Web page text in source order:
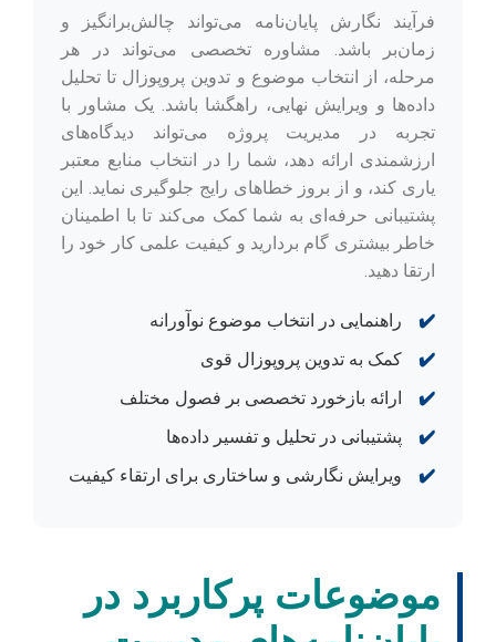
فرآیند نگارش پایان‌نامه می‌تواند چالش‌برانگیز و
زمان‌بر باشد. مشاوره تخصصی می‌تواند در هر
مرحله، از انتخاب موضوع و تدوین پروپوزال تا تحلیل
داده‌ها و ویرایش نهایی، راهگشا باشد. یک مشاور با
تجربه در مدیریت پروژه می‌تواند دیدگاه‌های
ارزشمندی ارائه دهد، شما را در انتخاب منابع معتبر
یاری کند، و از بروز خطاهای رایج جلوگیری نماید. این
پشتیبانی حرفه‌ای به شما کمک می‌کند تا با اطمینان
خاطر بیشتری گام بردارید و کیفیت علمی کار خود را
ارتقا دهید.
✔️ راهنمایی در انتخاب موضوع نوآورانه
✔️ کمک به تدوین پروپوزال قوی
✔️ ارائه بازخورد تخصصی بر فصول مختلف
✔️ پشتیبانی در تحلیل و تفسیر داده‌ها
✔️ ویرایش نگارشی و ساختاری برای ارتقاء کیفیت
موضوعات پرکاربرد در